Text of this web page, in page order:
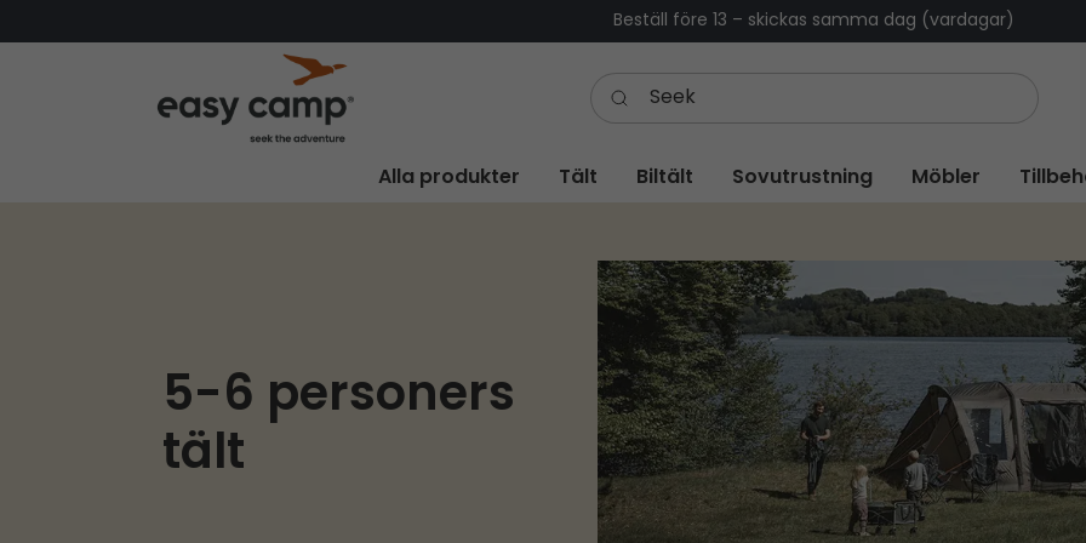
Beställ före 13 – skickas samma dag (vardagar)
Alla produkter Tält Biltält Sovutrustning Möbler
5-6 personers
tält